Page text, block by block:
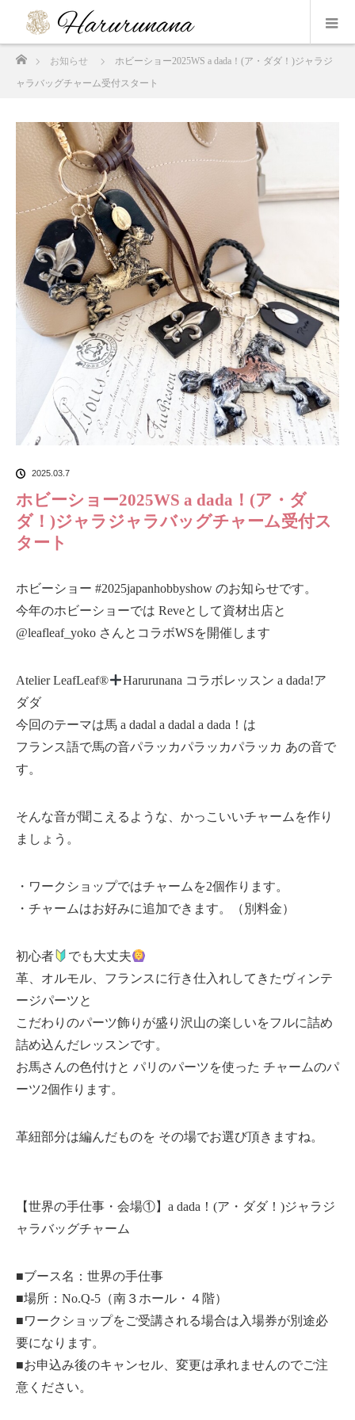
ホーム
お知らせ
ホビーショー2025WS a dada！(ア・ダダ！)ジャラジ
ャラバッグチャーム受付スタート
2025.03.7
ホビーショー2025WS a dada！(ア・ダ
ダ！)ジャラジャラバッグチャーム受付ス
タート
ホビーショー #2025japanhobbyshow のお知らせです。
今年のホビーショーでは Reveとして資材出店と
@leafleaf_yoko さんとコラボWSを開催します
Atelier LeafLeaf®
Harurunana コラボレッスン a dada!ア
ダダ
今回のテーマは馬 a dadal a dadal a dada！は
フランス語で馬の音パラッカパラッカパラッカ あの音で
す。
そんな音が聞こえるような、かっこいいチャームを作り
ましょう。
・ワークショップではチャームを2個作ります。
・チャームはお好みに追加できます。（別料金）
初心者
でも大丈夫
革、オルモル、フランスに行き仕入れしてきたヴィンテ
ージパーツと
こだわりのパーツ飾りが盛り沢山の楽しいをフルに詰め
詰め込んだレッスンです。
お馬さんの色付けと パリのパーツを使った チャームのパ
ーツ2個作ります。
革紐部分は編んだものを その場でお選び頂きますね。
【世界の手仕事・会場①】a dada！(ア・ダダ！)ジャラジ
ャラバッグチャーム
■ブース名：世界の手仕事
■場所：No.Q-5（南３ホール・４階）
■ワークショップをご受講される場合は入場券が別途必
要になります。
■お申込み後のキャンセル、変更は承れませんのでご注
意ください。